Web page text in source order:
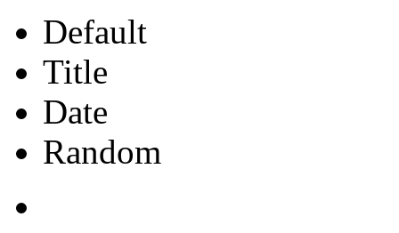
Default
Title
Date
Random